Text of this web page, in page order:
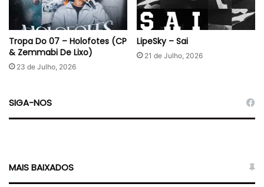
Tropa Do 07 – Holofotes (CP
& Zemmabi De Lixo)
23 de Julho, 2026
LipeSky – Sai
21 de Julho, 2026
SIGA-NOS
MAIS BAIXADOS